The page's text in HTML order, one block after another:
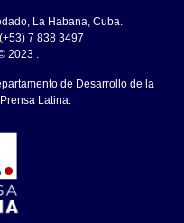
La Habana, Cuba.
7 838 3497
2023 .
de Desarrollo de la
Latina.